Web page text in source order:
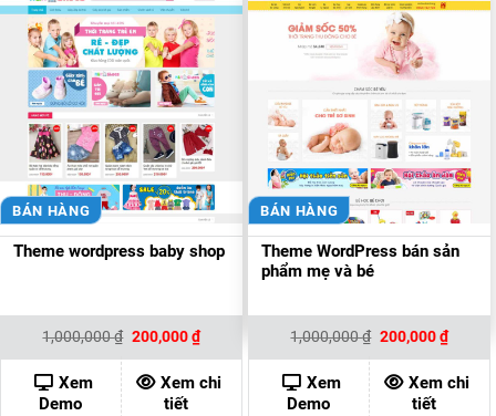
BÁN HÀNG
Theme wordpress baby shop
1,000,000₫ Giá
là:
1,000,000 ₫.
200,000₫Giá
hiện
tại
là:
200,000 ₫.
Xem
Demo
Xem chi
tiết
BÁN HÀNG
Theme WordPress bán sản
phẩm mẹ và bé
1,000,000₫ Giá
là:
1,000,000 ₫.
200,000₫Giá
hiện
tại
là:
Xem
Demo
Xem chi
tiết